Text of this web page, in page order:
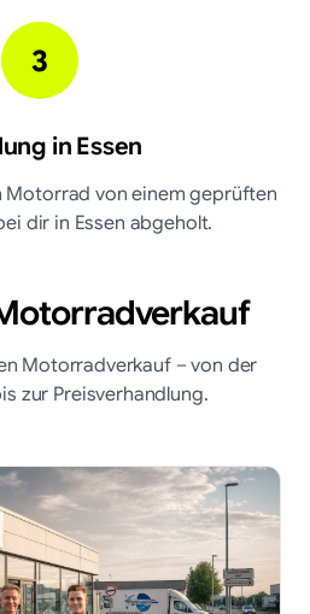
3
inEssen
Motorrad von einem geprüften
dir in Essenabgeholt.
Motorradverkauf – von der
zur Preisverhandlung.